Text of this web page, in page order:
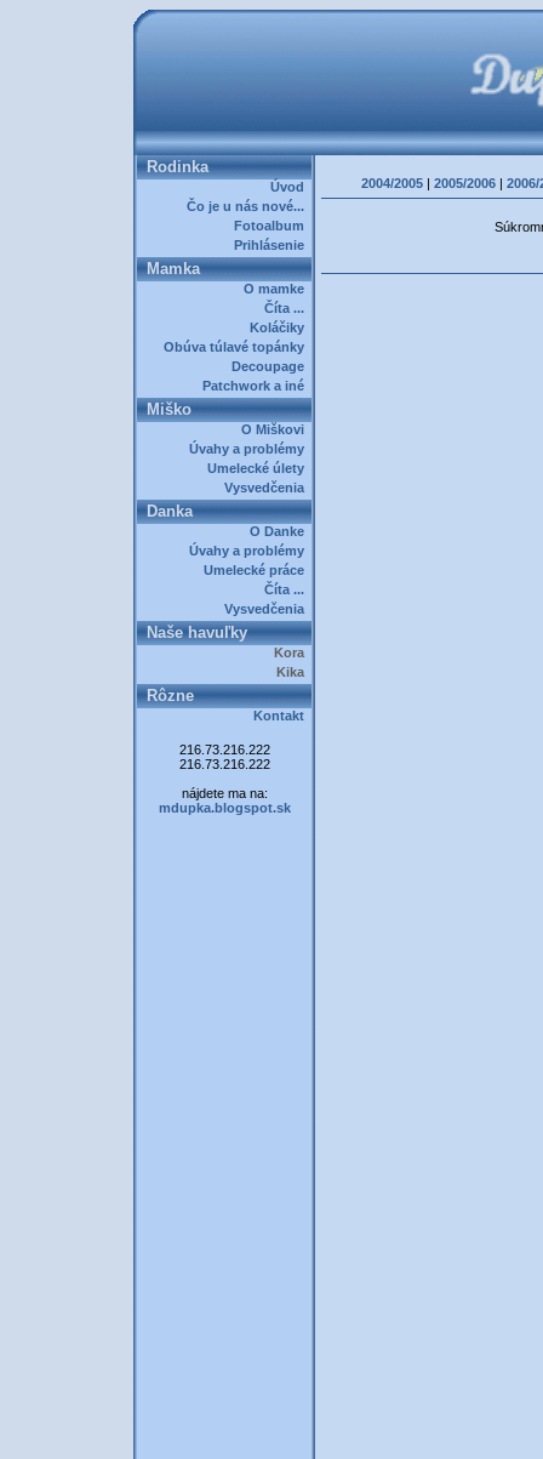
Rodinka
Úvod
Čo je u nás nové...
Fotoalbum
Prihlásenie
Mamka
O mamke
Číta ...
Koláčiky
Obúva túlavé topánky
Decoupage
Patchwork a iné
Miško
O Miškovi
Úvahy a problémy
Umelecké úlety
Vysvedčenia
Danka
O Danke
Úvahy a problémy
Umelecké práce
Číta ...
Vysvedčenia
Naše havuľky
Kora
Kika
Rôzne
Kontakt
216.73.216.222
216.73.216.222
nájdete ma na:
mdupka.blogspot.sk
2004/2005 | 2005/2006 | 2006/